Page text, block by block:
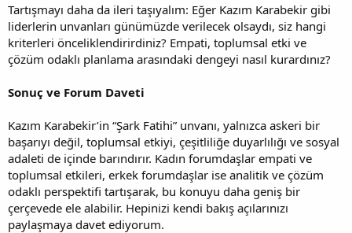
Tartışmayı daha da ileri taşıyalım: Eğer Kazım Karabekir gibi
liderlerin unvanları günümüzde verilecek olsaydı, siz hangi
kriterleri önceliklendirirdiniz? Empati, toplumsal etki ve
çözüm odaklı planlama arasındaki dengeyi nasıl kurardınız?
Sonuç ve Forum Daveti
Kazım Karabekir’in “Şark Fatihi” unvanı, yalnızca askeri bir
başarıyı değil, toplumsal etkiyi, çeşitliliğe duyarlılığı ve sosyal
adaleti de içinde barındırır. Kadın forumdaşlar empati ve
toplumsal etkileri, erkek forumdaşlar ise analitik ve çözüm
odaklı perspektifi tartışarak, bu konuyu daha geniş bir
çerçevede ele alabilir. Hepinizi kendi bakış açılarınızı
paylaşmaya davet ediyorum.